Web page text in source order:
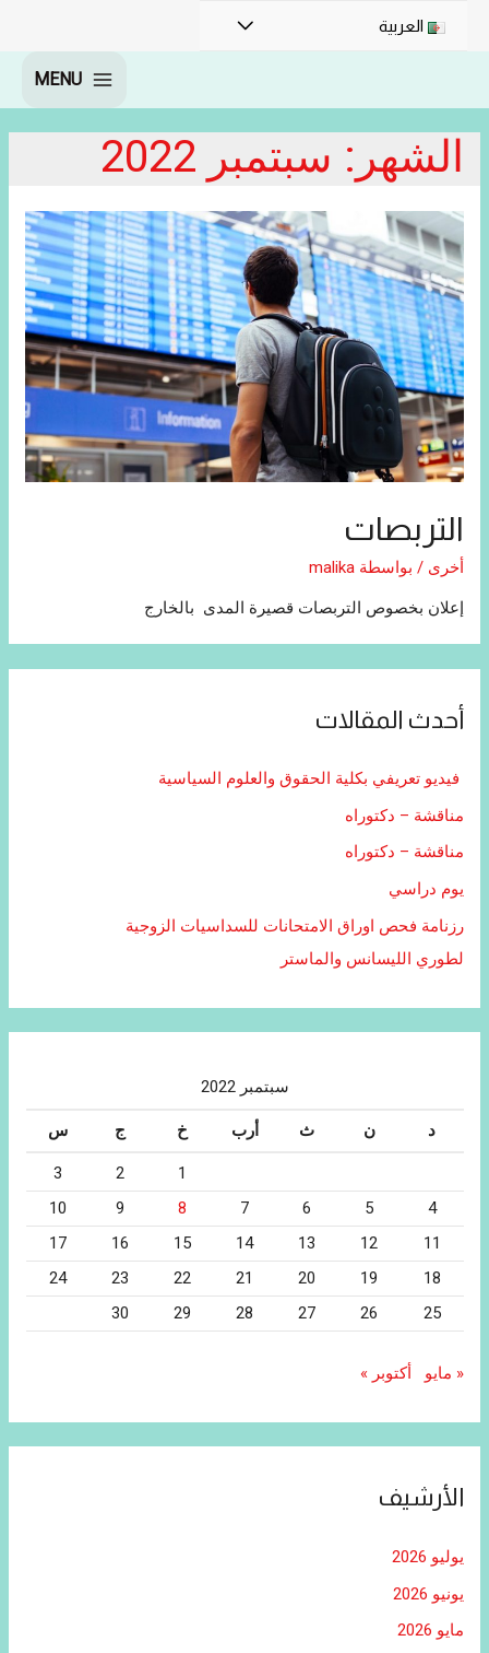
العربية القائمة
MENU
MENU
الشهر: سبتمبر 2022
التربصات
أخرى / بواسطة malika
إعلان بخصوص التربصات قصيرة المدى بالخارج
أحدث المقالات
فيديو تعريفي بكلية الحقوق والعلوم السياسية
مناقشة – دكتوراه
مناقشة – دكتوراه
يوم دراسي
رزنامة فحص اوراق الامتحانات للسداسيات الزوجية
لطوري الليسانس والماستر
سبتمبر 2022
د ن ث أرب خ ج س
1
2
3
4
5
6
7
8
9
10
11
12
13
14
15
16
17
18
19
20
21
22
23
24
25
26
27
28
29
30
« مايو أكتوبر »
الأرشيف
يوليو 2026
يونيو 2026
مايو 2026